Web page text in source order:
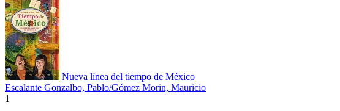
Nueva línea del tiempo de México
Escalante Gonzalbo, Pablo/Gómez Morin, Mauricio
1